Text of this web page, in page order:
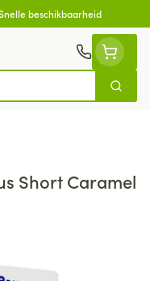
beschikbaarheid
Zoek
Short Caramel